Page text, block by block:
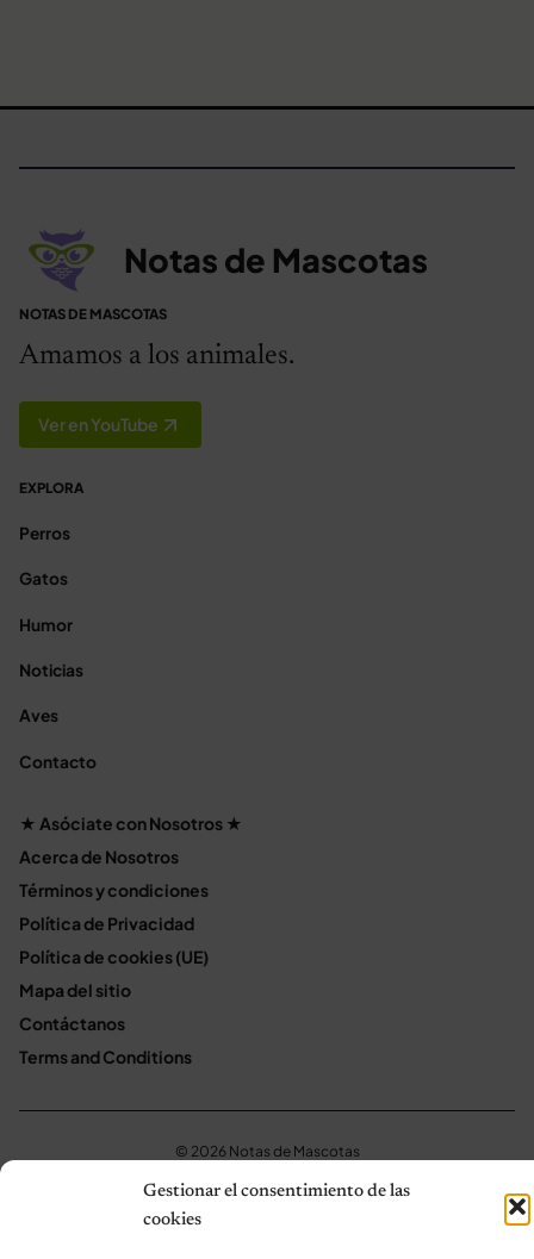
Gestionar el consentimiento de las
cookies
Notas de Mascotas
NOTAS DE MASCOTAS
Amamos a los animales.
Ver en YouTube
EXPLORA
Perros
Gatos
Humor
Noticias
Aves
Contacto
★ Asóciate con Nosotros ★
Acerca de Nosotros
Términos y condiciones
Política de Privacidad
Política de cookies (UE)
Mapa del sitio
Contáctanos
Terms and Conditions
© 2026 Notas de Mascotas